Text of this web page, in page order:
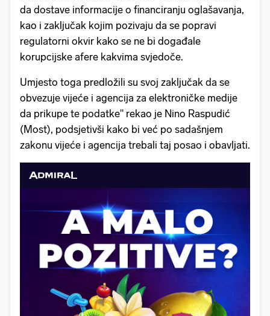
da dostave informacije o financiranju oglašavanja,
kao i zaključak kojim pozivaju da se popravi
regulatorni okvir kako se ne bi događale
korupcijske afere kakvima svjedoče.
Umjesto toga predložili su svoj zaključak da se
obvezuje vijeće i agencija za elektroničke medije
da prikupe te podatke" rekao je Nino Raspudić
(Most), podsjetivši kako bi već po sadašnjem
zakonu vijeće i agencija trebali taj posao i obavljati.